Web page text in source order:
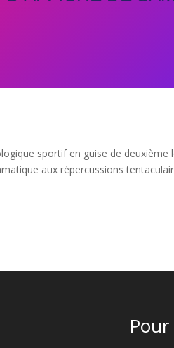
sportif en guise de
aux répercussions